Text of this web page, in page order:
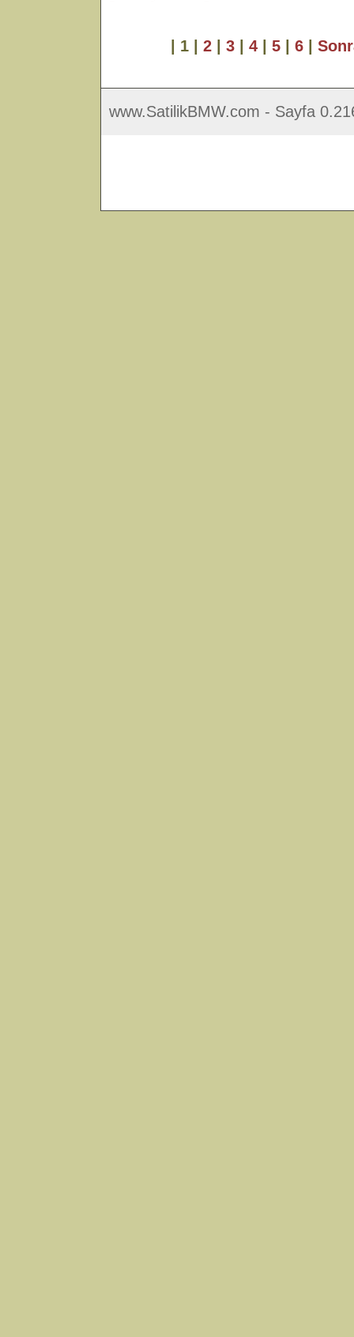
| 1 | 2 3 4 5 6
www.SatilikBMW.com - Sayfa